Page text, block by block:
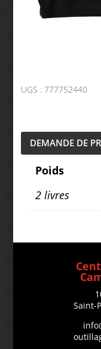
UGS : 777752440
DEMANDE DE
Poids
2 livres
Saint-